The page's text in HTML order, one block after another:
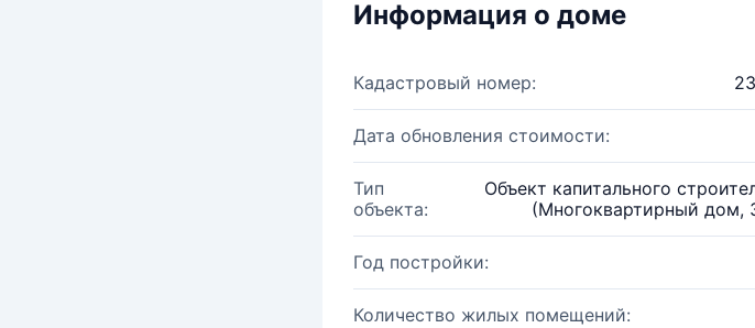
Информация о доме
Кадастровый номер:
Дата обновления стоимости:
Тип
объекта:
Объект капитального
(Многоквартирный дом,
Год постройки:
Количество жилых помещений: